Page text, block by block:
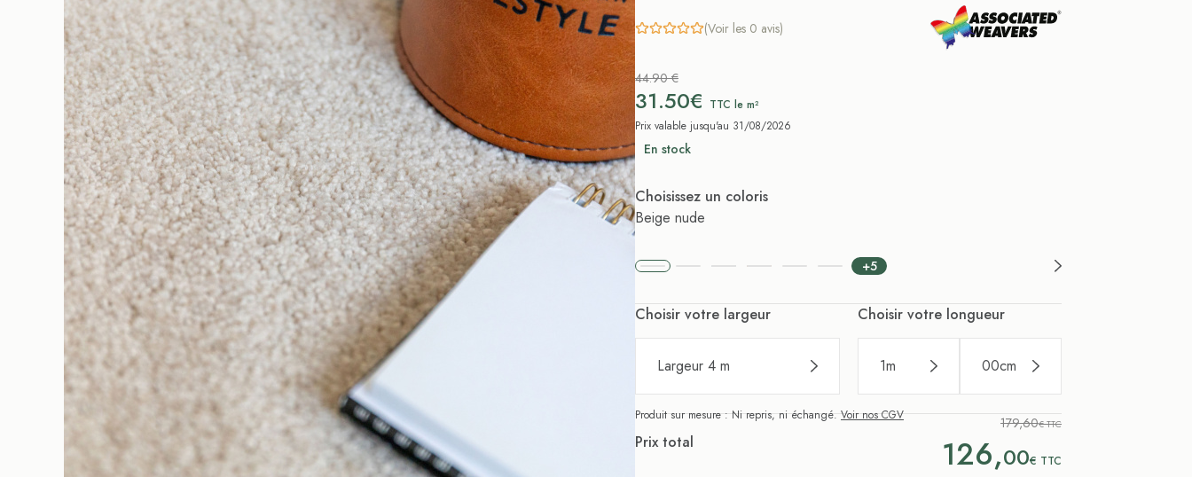
(Voir les 0 avis)
44.90 €
31.50€ TTC le m²
Prix valable jusqu'au 31/08/2026
En stock
Choisissez un coloris
Beige nude
+5
Choisir votre largeur
Largeur 4 m
Choisir votre longueur
1m 00cm
Produit sur mesure : Ni repris, ni échangé.Voir nos CGV
Prix total
179,60€ TTC
126,00€ TTC